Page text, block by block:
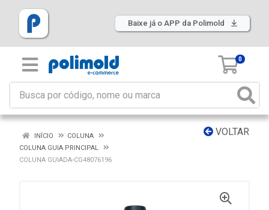
Baixe já o APP da Polimold
0
VOLTAR
INÍCIO
COLUNA
COLUNA GUIA PRINCIPAL
COLUNA GUIADA-CG48076196